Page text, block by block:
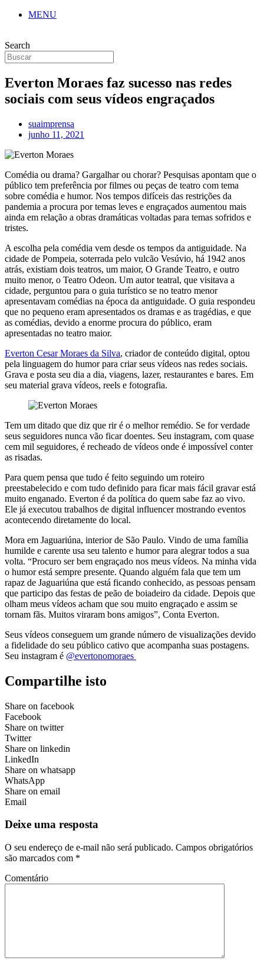
MENU
Search
Everton Moraes faz sucesso nas redes
sociais com seus vídeos engraçados
suaimprensa
junho 11, 2021
Comédia ou drama? Gargalhar ou chorar? Pesquisas apontam que o
público tem preferência por filmes ou peças de teatro com tema
sobre comédia e humor. Nos tempos difíceis das restrições da
pandemia a procura por temas leves e engraçados aumentou mais
ainda em relação a obras dramáticas voltadas para temas sofridos e
tristes.
A escolha pela comédia vem desde os tempos da antiguidade. Na
cidade de Pompeia, soterrada pelo vulcão Vesúvio, há 1942 anos
atrás, existiam dois teatros, um maior, O Grande Teatro, e outro
muito menor, o Teatro Odeon. Um autor teatral, que visitava a
cidade, perguntou para o guia turístico se no teatro menor
apresentavam comédias na época da antiguidade. O guia respondeu
que no pequeno eram apresentados os dramas e as tragédias, e que
as comédias, devido a enorme procura do público, eram
apresentadas no teatro maior.
Everton Cesar Moraes da Silva, criador de conteúdo digital, optou
pela linguagem do humor para criar seus vídeos nas redes sociais.
Grava e posta seu dia a dia, viagens, lazer, restaurantes e bares. Em
seu material grava vídeos, reels e fotografia.
Tem um ditado que diz que rir é o melhor remédio. Se for verdade
seus seguidores nunca vão ficar doentes. Seu instagram, com quase
cem mil seguidores, é recheado de vídeos onde é impossível conter
as risadas.
Para quem pensa que tudo é feito seguindo um roteiro
preestabelecido e com tudo definido para ficar mais fácil gravar está
muito enganado. Everton é da política do quem sabe faz ao vivo.
Ele já executou trabalhos de digital influencer mostrando eventos
acontecendo diretamente do local.
Mora em Jaguariúna, interior de São Paulo. Vindo de uma família
humilde e carente usa seu talento e humor para alegrar todos a sua
volta. “Procuro ser bem engraçado nos meus vídeos. Na minha vida
o humor está sempre presente. Quando alguém fala que tem um
rapaz de Jaguariúna que está ficando conhecido, as pessoas pensam
que participo das festas de peão de boiadeiro da cidade. Depois que
olham meus vídeos acham que sou muito engraçado e assim se
tornam fãs. Muitos viraram bons amigos”, Conta Everton.
Seus vídeos conseguem um grande número de visualizações devido
a fidelidade do seu público cativo que acompanha suas postagens.
Seu instagram é @evertonomoraes
Compartilhe isto
Share on facebook
Facebook
Share on twitter
Twitter
Share on linkedin
LinkedIn
Share on whatsapp
WhatsApp
Share on email
Email
Deixe uma resposta
O seu endereço de e-mail não será publicado. Campos obrigatórios
são marcados com *
Comentário